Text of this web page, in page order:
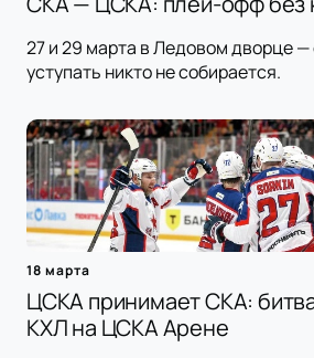
27 и 29 марта в Ледовом дворце —
уступать никто не собирается.
18 марта
ЦСКА принимает СКА:
КХЛ на ЦСКА Арене